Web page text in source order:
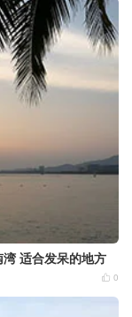
适合发呆的地方
 0